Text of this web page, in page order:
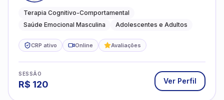
emocional
Terapia Cognitivo-Comportamental
Saúde Emocional Masculina
Adolescentes e Adultos
CRP ativo Online Avaliações
SESSÃO
R$ 120 Ver Perfil